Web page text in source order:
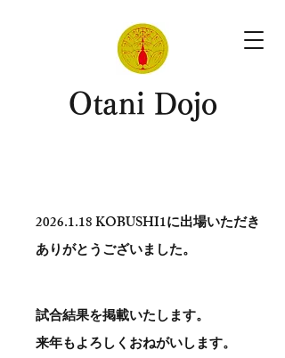
​Otani Dojo
2026.1.18KOBUSHI1に出場いただき
ありがとう​ございました。
試合結果を掲載いたします。
​来年もよろしくおねがいします。